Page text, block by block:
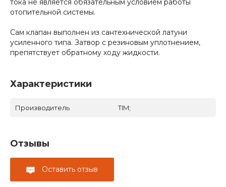
тока не является обязательным условием работы
отопительной системы.
Сам клапан выполнен из сантехнической латуни
усиленного типа. Затвор с резиновым уплотнением,
препятствует обратному ходу жидкости.
Характеристики
Производитель TIM;
Отзывы
Оставить отзыв